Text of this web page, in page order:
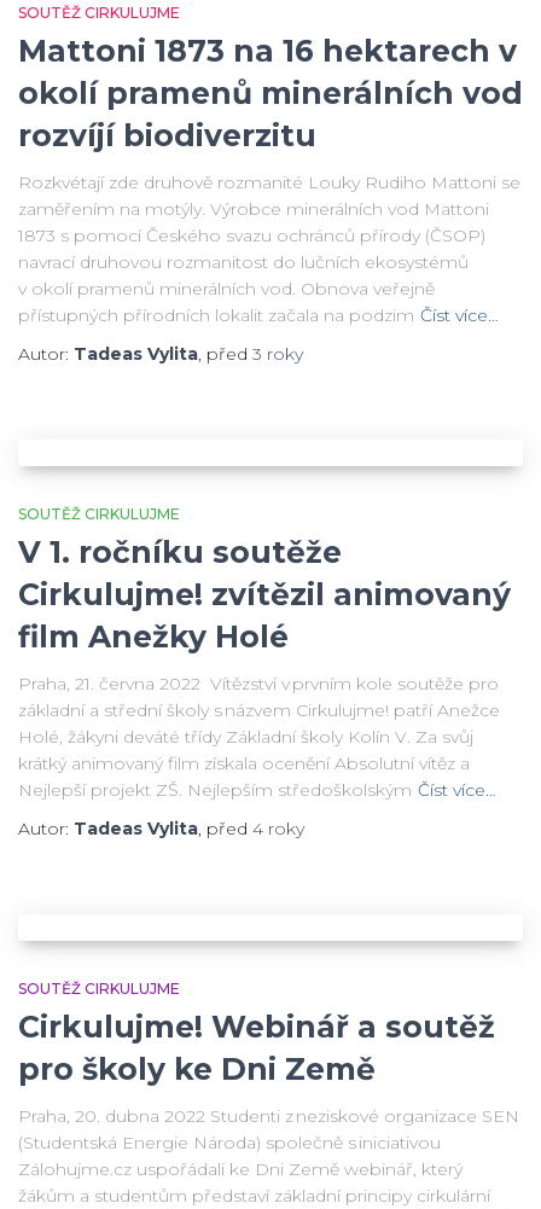
SOUTĚŽ CIRKULUJME
Mattoni 1873 na 16 hektarech v
okolí pramenů minerálních vod
rozvíjí biodiverzitu
Rozkvétají zde druhově rozmanité Louky Rudiho Mattoni se
zaměřením na motýly. Výrobce minerálních vod Mattoni
1873 s pomocí Českého svazu ochránců přírody (ČSOP)
navrací druhovou rozmanitost do lučních ekosystémů
v okolí pramenů minerálních vod. Obnova veřejně
přístupných přírodních lokalit začala na podzim Číst více…
Autor: Tadeas Vylita, před 3 roky
SOUTĚŽ CIRKULUJME
V 1. ročníku soutěže
Cirkulujme! zvítězil animovaný
film Anežky Holé
Praha, 21. června 2022 Vítězství v prvním kole soutěže pro
základní a střední školy s názvem Cirkulujme! patří Anežce
Holé, žákyni deváté třídy Základní školy Kolín V. Za svůj
krátký animovaný film získala ocenění Absolutní vítěz a
Nejlepší projekt ZŠ. Nejlepším středoškolským Číst více…
Autor: Tadeas Vylita, před 4 roky
SOUTĚŽ CIRKULUJME
Cirkulujme! Webinář a soutěž
pro školy ke Dni Země
Praha, 20. dubna 2022 Studenti z neziskové organizace SEN
(Studentská Energie Národa) společně s iniciativou
Zálohujme.cz uspořádali ke Dni Země webinář, který
žákům a studentům představí základní principy cirkulární